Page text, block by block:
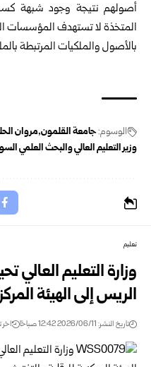
أصولهم نتيجة وجود ‏شبهة
المتخذة لا تستهدف المؤسسات
بالأصول والملكيات المرتبطة
الوسوم:جامعة القلمون مروان
وزير التعليم العالي والبحث العلمي
تعليم
وزارة التعليم العالي
الريس إلى الهيئة
تاريخ النشر: 2026/06/11 12:42 صباحًا اخر